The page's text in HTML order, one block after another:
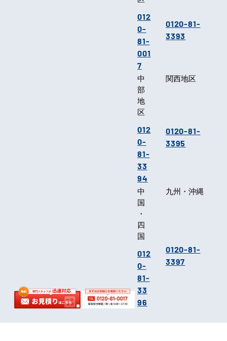
012
0-
81-
001
7
0120-81-
3393
中
部
地
区
012
0-
81-
33
94
関西地区
0120-81-
3395
中
国
・
四
国
012
0-
81-
33
96
九州・沖縄
0120-81-
3397